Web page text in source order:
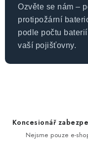
Ozvěte se nám –
protipožární
podle počtu
vaší pojišťovny.
Koncesionář
Nejsme pouze e-